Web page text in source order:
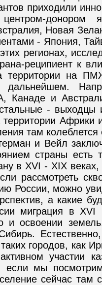
приходили
донором
Новая
- Япония,
регионах,
реципиент к
территории на
дальнейшем.
Канаде и
-
Африки
там
и Вейл
страны
в XVI - XIX
рассмотреть
России, можно
а какие
миграция в
и освоении
городов, как
участии
мы
сейчас там